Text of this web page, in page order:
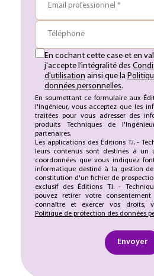
Email professionnel *
Téléphone
En cochant cette case et en
j'accepte l’intégralité des
d'utilisation ainsi que la
données personnelles.
En soumettant ce formulaire aux
l'Ingénieur, vous acceptez que les
traitées pour vous adresser des
produits Techniques de
partenaires.
Les applications des Éditions T.I. -
leurs contenus sont destinés à un
coordonnées que vous indiquez
informatique destiné à la gestion
constitution d'un fichier de
exclusif des Éditions T.I. -
pouvez retirer votre
connaître et exercer vos droits,
Politique de protection des données
Envoyer